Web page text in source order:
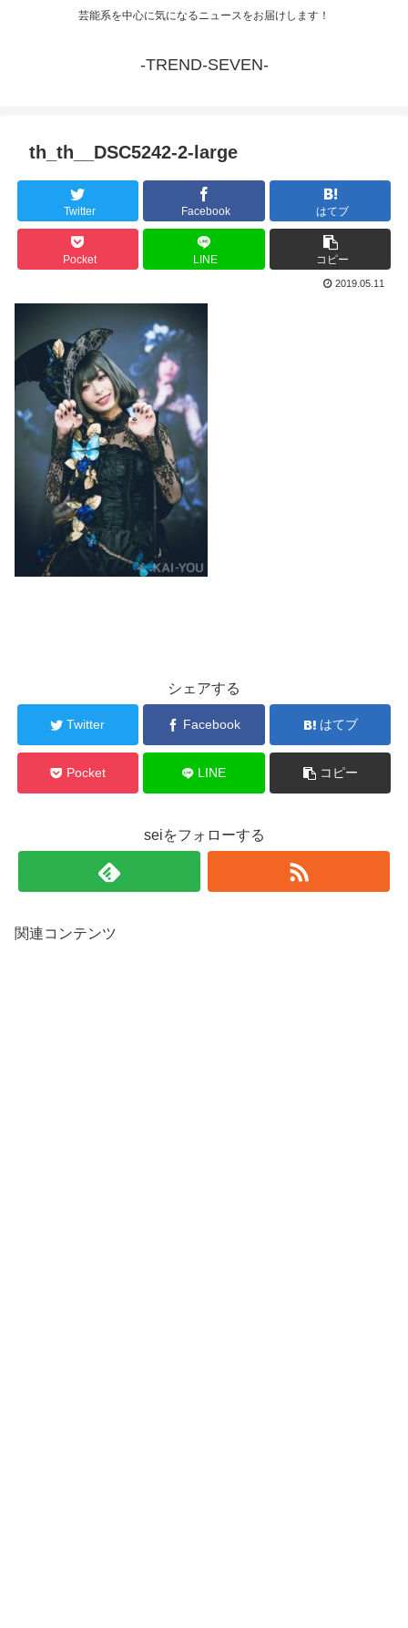
芸能系を中心に気になるニュースをお届けします！
-TREND-SEVEN-
th_th__DSC5242-2-large
Twitter Facebook はてブ
Pocket LINE コピー
2019.05.11
シェアする
Twitter Facebook はてブ
Pocket LINE コピー
seiをフォローする
関連コンテンツ